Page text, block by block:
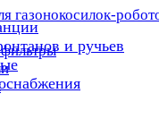
газонокосилок-
и ручьев